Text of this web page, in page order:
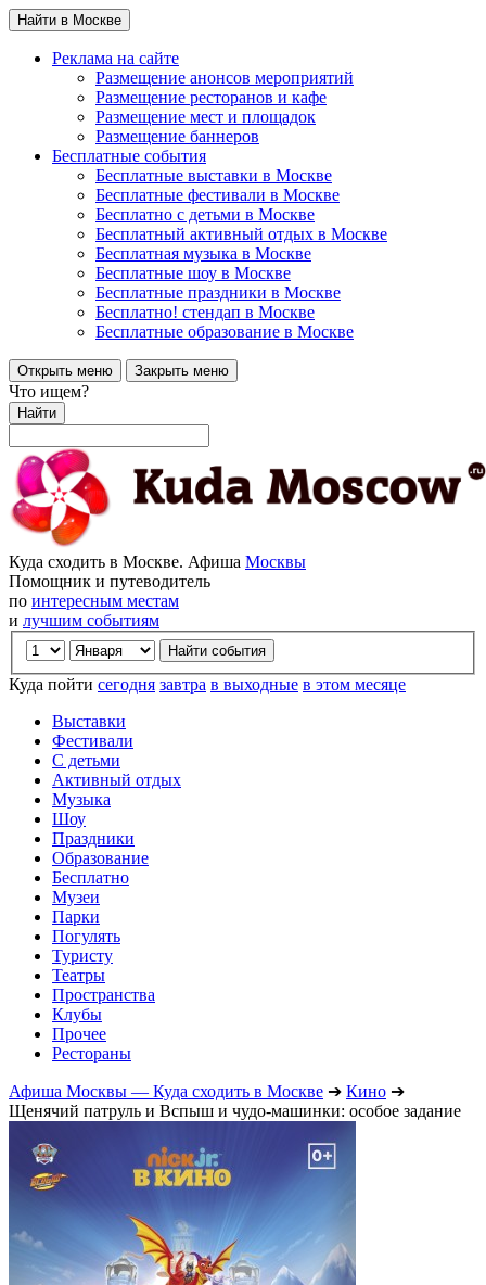
Найти в Москве
Реклама на сайте
Размещение анонсов мероприятий
Размещение ресторанов и кафе
Размещение мест и площадок
Размещение баннеров
Бесплатные события
Бесплатные выставки в Москве
Бесплатные фестивали в Москве
Бесплатно с детьми в Москве
Бесплатный активный отдых в Москве
Бесплатная музыка в Москве
Бесплатные шоу в Москве
Бесплатные праздники в Москве
Бесплатно! стендап в Москве
Бесплатные образование в Москве
Открыть меню Закрыть меню
Что ищем?
Найти
Куда сходить в Москве. Афиша Москвы
Помощник и путеводитель
по интересным местам
и лучшим событиям
Куда пойти сегодня завтра в выходные в этом месяце
Выставки
Фестивали
С детьми
Активный отдых
Музыка
Шоу
Праздники
Образование
Бесплатно
Музеи
Парки
Погулять
Туристу
Театры
Пространства
Клубы
Прочее
Рестораны
Афиша Москвы — Куда сходить в Москве ➔ Кино ➔
Щенячий патруль и Вспыш и чудо-машинки: особое задание